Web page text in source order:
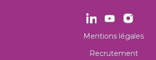
Mentions légales
Recrutement